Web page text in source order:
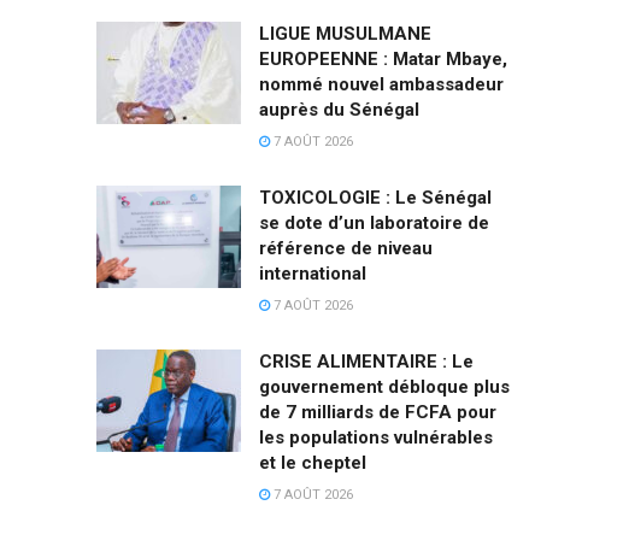
LIGUE MUSULMANE
EUROPEENNE : Matar Mbaye,
nommé nouvel ambassadeur
auprès du Sénégal
7 AOÛT 2026
TOXICOLOGIE : Le Sénégal
se dote d’un laboratoire de
référence de niveau
international
7 AOÛT 2026
CRISE ALIMENTAIRE : Le
gouvernement débloque plus
de 7 milliards de FCFA pour
les populations vulnérables
et le cheptel
7 AOÛT 2026